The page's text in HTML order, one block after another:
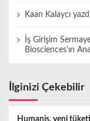
Kaan Kalaycı
İş Girişim
Biosciences’ın
İlginizi Çekebilir
Humanis, yeni